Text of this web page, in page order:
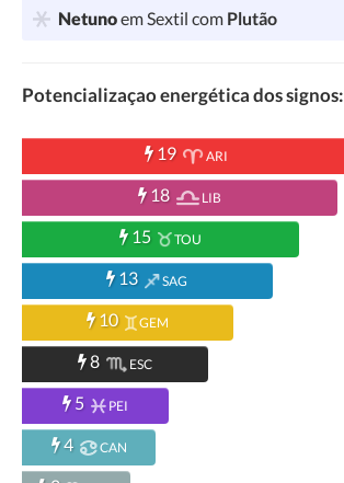
Netunoem Sextil com Plutão
Potencializaçao energética dos signos:
19 ARI
18 LIB
15 TOU
13 SAG
10 GEM
8 ESC
5 PEI
4 CAN